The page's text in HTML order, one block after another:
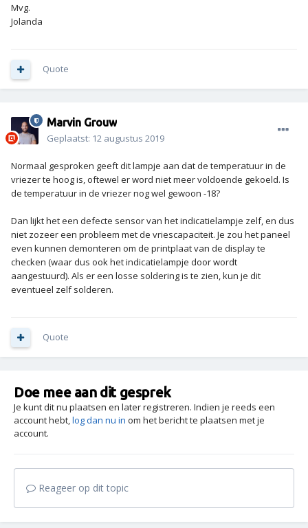
Mvg.
Jolanda
Quote
Marvin Grouw
Geplaatst: 12 augustus 2019
Normaal gesproken geeft dit lampje aan dat de temperatuur in de
vriezer te hoog is, oftewel er word niet meer voldoende gekoeld. Is
de temperatuur in de vriezer nog wel gewoon -18?
Dan lijkt het een defecte sensor van het indicatielampje zelf, en dus
niet zozeer een probleem met de vriescapaciteit. Je zou het paneel
even kunnen demonteren om de printplaat van de display te
checken (waar dus ook het indicatielampje door wordt
aangestuurd). Als er een losse soldering is te zien, kun je dit
eventueel zelf solderen.
Quote
Doe mee aan dit gesprek
Je kunt dit nu plaatsen en later registreren. Indien je reeds een
account hebt,log dan nu in om het bericht te plaatsen met je
account.
Reageer op dit topic